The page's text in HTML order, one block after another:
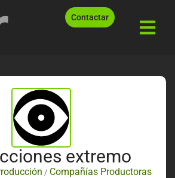
Contactar
extremo
/ Compañías Productoras